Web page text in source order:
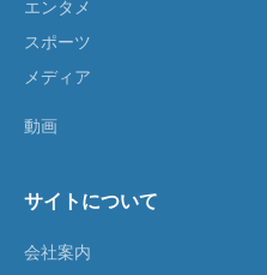
エンタメ
スポーツ
メディア
動画
サイトについて
会社案内